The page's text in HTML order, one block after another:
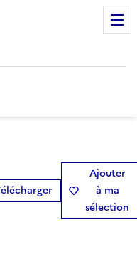
Ajouter
à ma
sélection